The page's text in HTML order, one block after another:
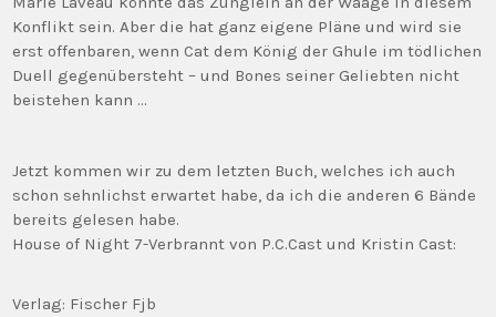
Konflikt sein. Aber die hat ganz eigene Pläne und wird sie
erst offenbaren, wenn Cat dem König der Ghule im tödlichen
Duell gegenübersteht – und Bones seiner Geliebten nicht
beistehen kann …
Jetzt kommen wir zu dem letzten Buch, welches ich auch
schon sehnlichst erwartet habe, da ich die anderen 6 Bände
bereits gelesen habe.
House of Night 7-Verbrannt von P.C.Cast und Kristin Cast:
Verlag: Fischer Fjb